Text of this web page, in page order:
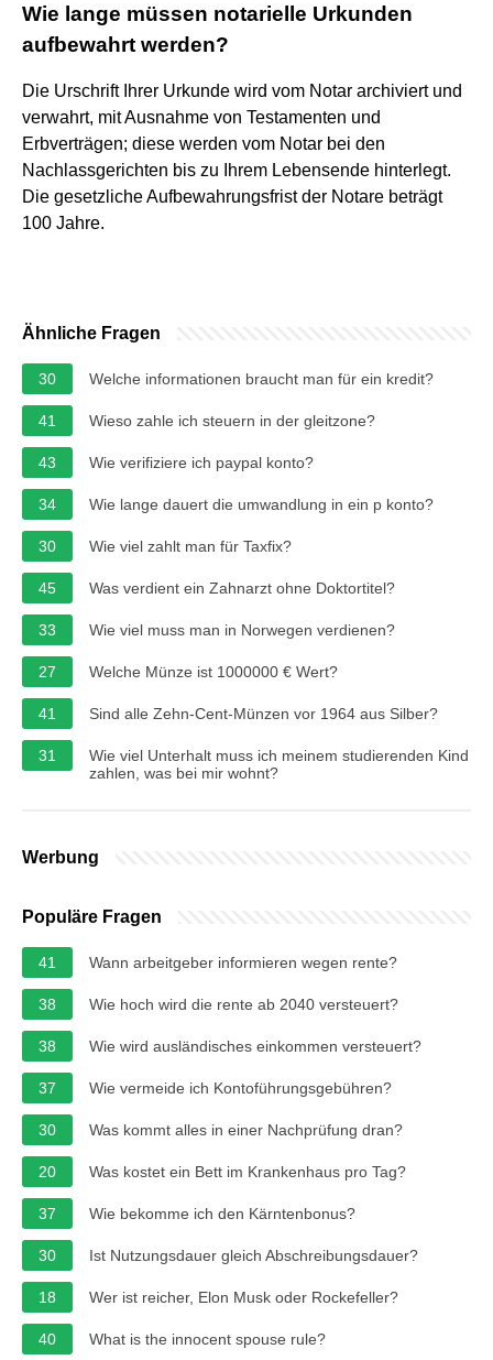
Wie lange müssen notarielle Urkunden
aufbewahrt werden?
Die Urschrift Ihrer Urkunde wird vom Notar archiviert und
verwahrt, mit Ausnahme von Testamenten und
Erbverträgen; diese werden vom Notar bei den
Nachlassgerichten bis zu Ihrem Lebensende hinterlegt.
Die gesetzliche Aufbewahrungsfrist der Notare beträgt
100 Jahre.
Ähnliche Fragen
30 Welche informationen braucht man für ein kredit?
41 Wieso zahle ich steuern in der gleitzone?
43 Wie verifiziere ich paypal konto?
34 Wie lange dauert die umwandlung in ein p konto?
30 Wie viel zahlt man für Taxfix?
45 Was verdient ein Zahnarzt ohne Doktortitel?
33 Wie viel muss man in Norwegen verdienen?
27 Welche Münze ist 1000000 € Wert?
41 Sind alle Zehn-Cent-Münzen vor 1964 aus Silber?
31
Wie viel Unterhalt muss ich meinem studierenden Kind
zahlen, was bei mir wohnt?
Werbung
Populäre Fragen
41 Wann arbeitgeber informieren wegen rente?
38 Wie hoch wird die rente ab 2040 versteuert?
38 Wie wird ausländisches einkommen versteuert?
37 Wie vermeide ich Kontoführungsgebühren?
30 Was kommt alles in einer Nachprüfung dran?
20 Was kostet ein Bett im Krankenhaus pro Tag?
37 Wie bekomme ich den Kärntenbonus?
30 Ist Nutzungsdauer gleich Abschreibungsdauer?
18 Wer ist reicher, Elon Musk oder Rockefeller?
40 What is the innocent spouse rule?